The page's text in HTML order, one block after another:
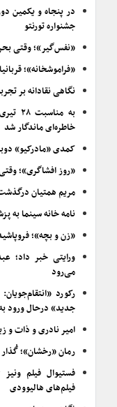
در پنجاه و یکمین
جشنواره تورنتو
«نفس‌گیر»؛ وقتی
«فراموشخانه»؛
نگاهی نقادانه بر
به
خاطره‌ای ماندگار شد
کمدی «مادرکیو»
«روز افشاگری»؛
مریم همتیان
نامه خانه سینما
«زن و بچه»؛
ورایتی خبر داد؛
می‌رود
رکورد
جدید» درحال ورود
امیر نادری و ذات و
رمان «رخشان»؛
فیلم‌های هالیوودی